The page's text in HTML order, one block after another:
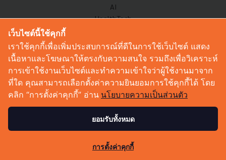
AI
HealthTech
Corp Innov
Saucy Thoughts
Sustainable
Videos
Podcast
© Copyright 2026 :Techsauce All rights reserved.
เว็บไซต์นี้ใช้คุกกี้
เราใช้คุกกี้เพื่อเพิ่มประสบการณ์ที่ดีในการใช้เว็บไซต์ แสดง
เนื้อหาและโฆษณาให้ตรงกับความสนใจ รวมถึงเพื่อวิเคราะห์
การเข้าใช้งานเว็บไซต์และทำความเข้าใจว่าผู้ใช้งานมาจาก
ที่ใด คุณสามารถเลือกตั้งค่าความยินยอมการใช้คุกกี้ได้ โดย
คลิก “การตั้งค่าคุกกี้” อ่าน นโยบายความเป็นส่วนตัว
ยอมรับทั้งหมด
การตั้งค่าคุกกี้